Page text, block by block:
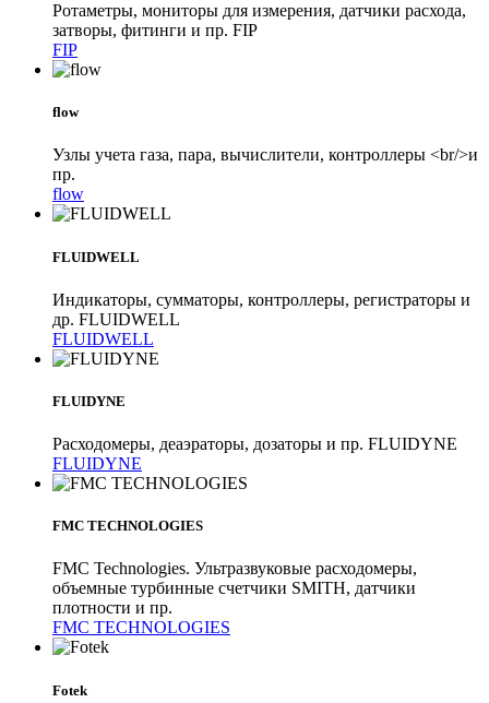
Ротаметры, мониторы для измерения, датчики расхода,
затворы, фитинги и пр. FIP
FIP
flow
Узлы учета газа, пара, вычислители, контроллеры <br/>и
пр.
flow
FLUIDWELL
Индикаторы, сумматоры, контроллеры, регистраторы и
др. FLUIDWELL
FLUIDWELL
FLUIDYNE
Расходомеры, деаэраторы, дозаторы и пр. FLUIDYNE
FLUIDYNE
FMC TECHNOLOGIES
FMC Technologies. Ультразвуковые расходомеры,
объемные турбинные счетчики SMITH, датчики
плотности и пр.
FMC TECHNOLOGIES
Fotek